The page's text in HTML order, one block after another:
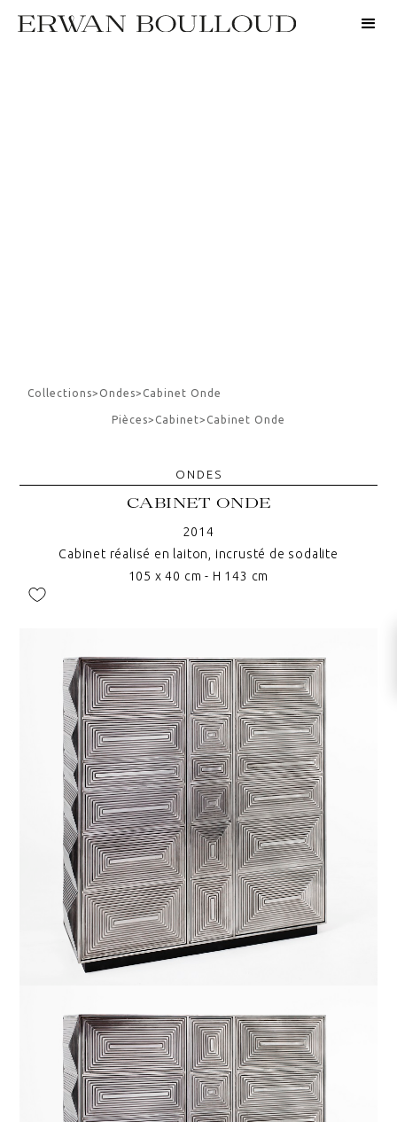
Collections> Ondes> Cabinet Onde
Pièces> Cabinet> Cabinet Onde
ONDES
CABINET ONDE
2014
Cabinet réalisé en laiton, incrusté de sodalite
105 x 40 cm - H 143 cm